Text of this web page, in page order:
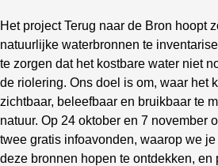
Het project Terug naar de Bron hoopt
natuurlijke waterbronnen te
te zorgen dat het kostbare water niet
de riolering. Ons doel is om, waar het
zichtbaar, beleefbaar en bruikbaar te
natuur. Op 24 oktober en 7 november
twee gratis infoavonden, waarop we
deze bronnen hopen te ontdekken, en